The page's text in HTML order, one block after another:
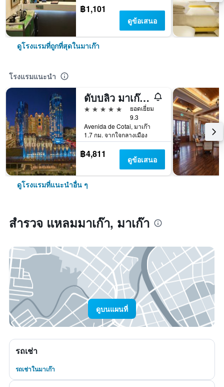
฿1,101
ดูข้อเสนอ
ดูโรงแรมที่ถูกที่สุดในมาเก๊า
โรงแรมแนะนำ
ดับบลิว มาเก๊า - สตูดิโอซิตี้
5 ดาว
ยอดเยี่ยม
9.3
Avenida de Cotai, มาเก๊า
1.7 กม. จากใจกลางเมือง
฿4,811 ดูข้อเสนอ
ดูโรงแรมที่แนะนำอื่น ๆ
สำรวจ แหลมมาเก๊า, มาเก๊า
ดูบนแผนที่
รถเช่า
รถเช่าในมาเก๊า